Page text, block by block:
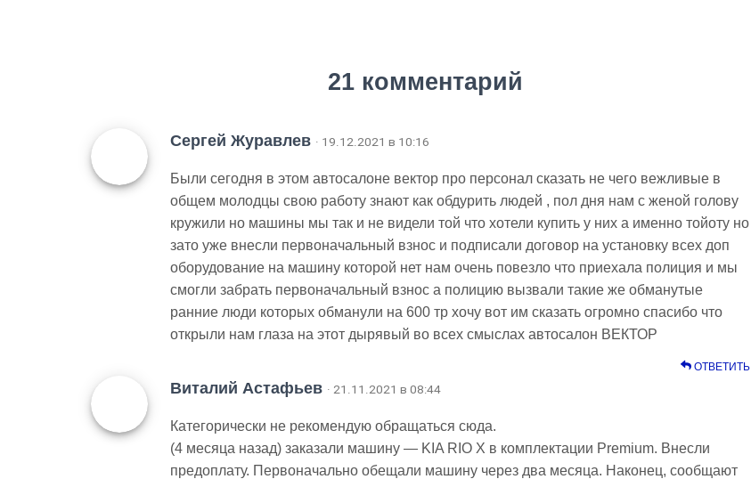
21 комментарий
Сергей Журавлев · 19.12.2021 в 10:16
Были сегодня в этом автосалоне вектор про персонал сказать не чего вежливые в
общем молодцы свою работу знают как обдурить людей , пол дня нам с женой голову
кружили но машины мы так и не видели той что хотели купить у них а именно тойоту но
зато уже внесли первоначальный взнос и подписали договор на установку всех доп
оборудование на машину которой нет нам очень повезло что приехала полиция и мы
смогли забрать первоначальный взнос а полицию вызвали такие же обманутые
ранние люди которых обманули на 600 тр хочу вот им сказать огромно спасибо что
открыли нам глаза на этот дырявый во всех смыслах автосалон ВЕКТОР
ОТВЕТИТЬ
Виталий Астафьев · 21.11.2021 в 08:44
Категорически не рекомендую обращаться сюда.
(4 месяца назад) заказали машину — KIA RIO X в комплектации Premium. Внесли
предоплату. Первоначально обещали машину через два месяца. Наконец, сообщают